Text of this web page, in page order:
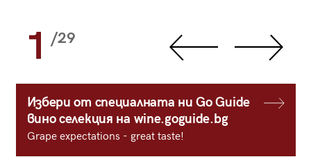
1 /29
Избери от специалната ни Go Guide
вино селекция на wine.goguide.bg
Grape expectations - great taste!